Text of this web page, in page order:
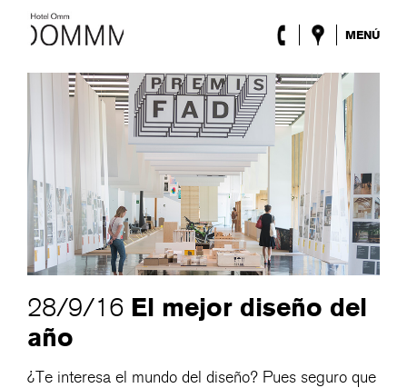
MENÚ
El Hotel
Habitaciones
Eventos
Promociones
Blog
28/9/16 El mejor diseño del
año
¿Te interesa el mundo del diseño? Pues seguro que